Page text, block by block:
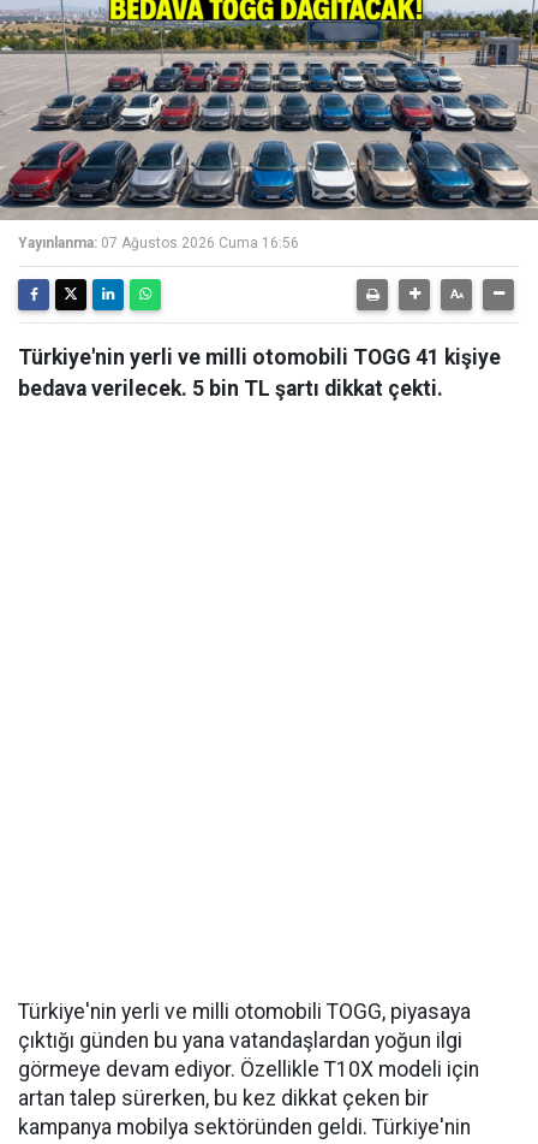
Yayınlanma: 07 Ağustos 2026 Cuma 16:56
Türkiye'nin yerli ve milli otomobili TOGG 41 kişiye
bedava verilecek. 5 bin TL şartı dikkat çekti.
Türkiye'nin yerli ve milli otomobili TOGG, piyasaya
çıktığı günden bu yana vatandaşlardan yoğun ilgi
görmeye devam ediyor. Özellikle T10X modeli için
artan talep sürerken, bu kez dikkat çeken bir
kampanya mobilya sektöründen geldi. Türkiye'nin